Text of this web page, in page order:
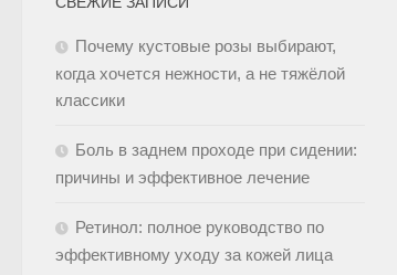
Почему кустовые розы выбирают,
когда хочется нежности, а не тяжёлой
классики
Боль в заднем проходе при сидении:
причины и эффективное лечение
Ретинол: полное руководство по
эффективному уходу за кожей лица